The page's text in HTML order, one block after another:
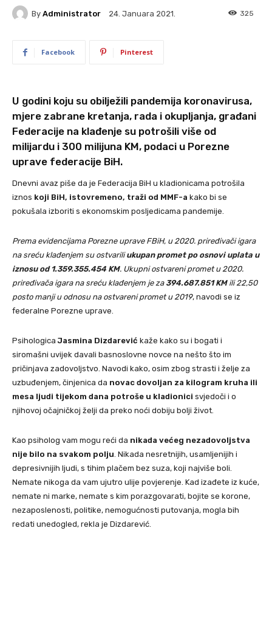
By Administrator 24. Januara 2021. 325
Facebook Pinterest
U godini koju su obilježili pandemija koronavirusa,
mjere zabrane kretanja, rada i okupljanja, građani
Federacije na klađenje su potrošili više od
milijardu i 300 milijuna KM, podaci u Porezne
uprave federacije BiH.
Dnevni avaz piše da je Federacija BiH u kladionicama potrošila
iznos koji BiH, istovremeno, traži od MMF-a kako bi se
pokušala izboriti s ekonomskim posljedicama pandemije.
Prema evidencijama Porezne uprave FBiH, u 2020. priređivači igara
na sreću klađenjem su ostvariliukupan promet po osnovi uplata u
iznosu od 1.359.355.454 KM. Ukupni ostvareni promet u 2020.
priređivača igara na sreću klađenjem je za 394.687.851 KMili 22,50
posto manji u odnosu na ostvareni promet u 2019, navodi se iz
federalne Porezne uprave.
PsihologicaJasmina Dizdarević kaže kako su i bogati i
siromašni uvijek davali basnoslovne novce na nešto što im
pričinjava zadovoljstvo. Navodi kako, osim zbog strasti i želje za
uzbuđenjem, činjenica da novac dovoljan za kilogram kruha ili
mesa ljudi tijekom dana potroše u kladionici svjedoči i o
njihovoj očajničkoj želji da preko noći dobiju bolji život.
Kao psiholog vam mogu reći da nikada većeg nezadovoljstva
nije bilo na svakom polju. Nikada nesretnijih, usamljenijih i
depresivnijih ljudi, s tihim plačem bez suza, koji najviše boli.
Nemate nikoga da vam ujutro ulije povjerenje. Kad izađete iz kuće,
nemate ni marke, nemate s kim porazgovarati, bojite se korone,
nezaposlenosti, politike, nemogućnosti putovanja, mogla bih
redati unedogled, rekla je Dizdarević.